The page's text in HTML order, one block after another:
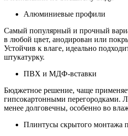
Алюминиевые профили
Самый популярный и прочный
в любой цвет, анодирован или
Устойчив к влаге, идеально
штукатурку.
ПВХ и МДФ-вставки
Бюджетное решение, чаще
гипсокартонными перегородками.
менее долговечны, особенно во
Плинтусы скрытого монтажа